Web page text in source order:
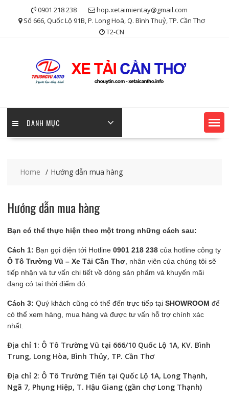
0901 218 238
hop.xetaimientay@gmail.com
Số 666, Quốc Lộ 91B, P. Long Hoà, Q. Bình Thuỷ, TP. Cần Thơ
T2-CN
DANH MỤC
Home Hướng dẫn mua hàng
Hướng dẫn mua hàng
Bạn có thể thực hiện theo một trong những cách sau:
Cách 1: Bạn gọi điện tới Hotline 0901 218 238của hotline công ty
Ô Tô Trường Vũ – Xe Tải Cần Thơ, nhân viên của chúng tôi sẽ
tiếp nhận và tư vấn chi tiết về dòng sản phẩm và khuyến mãi
đang có tại thời điểm đó.
Cách 3: Quý khách cũng có thể đến trực tiếp tại SHOWROOM để
có thể xem hàng, mua hàng và được tư vấn hỗ trợ chính xác
nhất.
Địa chỉ 1: Ô Tô Trường Vũ tại 666/10 Quốc Lộ 1A, KV. Bình
Trung, Long Hòa, Bình Thủy, TP. Cần Thơ
Địa chỉ 2: Ô Tô Trường Tiến tại Quốc Lộ 1A, Long Thạnh,
Ngã 7, Phụng Hiệp, T. Hậu Giang (gần chợ Long Thạnh)